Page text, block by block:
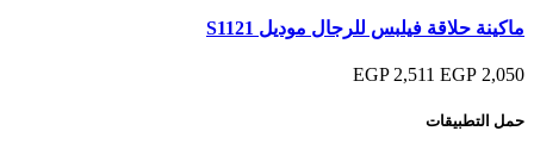
ماكينة حلاقة فيلبس للرجال موديل S1121
2,050 EGP
2,511 EGP
حمل التطبيقات